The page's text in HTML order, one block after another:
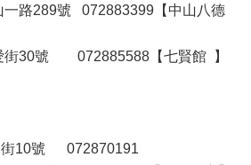
路289號 072883399【中山八德
街30號 072885588【七賢館 】
10號 072870191